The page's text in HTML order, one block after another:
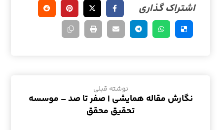
نوشته قبلی
نگارش مقاله همایشی | صفر تا صد – موسسه
تحقیق محقق